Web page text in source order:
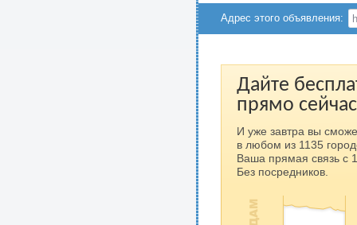
Адрес этого объявления:
Дайте
прямо
И уже завтра вы
в любом из 1135
Ваша прямая связь с
Без посредников.